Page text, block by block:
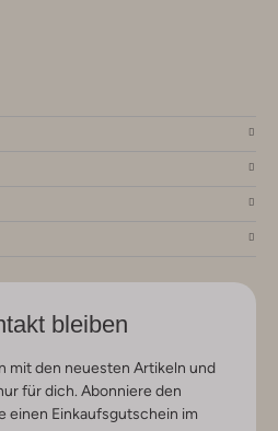
bleiben
mit den neuesten Artikeln und
für dich. Abonniere den
einen Einkaufsgutschein im